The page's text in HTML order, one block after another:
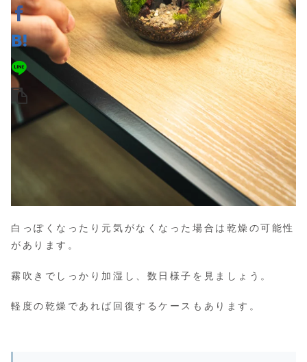
白っぽくなったり元気がなくなった場合は乾燥の可能性
があります。
霧吹きでしっかり加湿し、数日様子を見ましょう。
軽度の乾燥であれば回復するケースもあります。